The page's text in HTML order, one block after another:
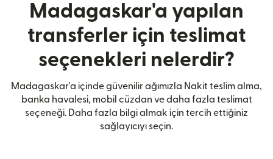
Madagaskar'a yapılan
transferler için teslimat
seçenekleri nelerdir?
Madagaskar'a içinde güvenilir ağımızla Nakit teslim alma,
banka havalesi, mobil cüzdan ve daha fazla teslimat
seçeneği. Daha fazla bilgi almak için tercih ettiğiniz
sağlayıcıyı seçin.